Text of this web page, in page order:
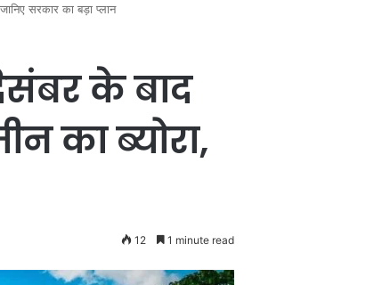
सरकार का बड़ा प्लान
के बाद
का ब्योरा,
12 1 minute read